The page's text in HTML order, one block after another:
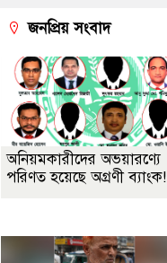
জনপ্রিয় সংবাদ
অনিয়মকারীদের অভয়ারণ্যে
পরিণত হয়েছে অগ্রণী ব্যাংক!